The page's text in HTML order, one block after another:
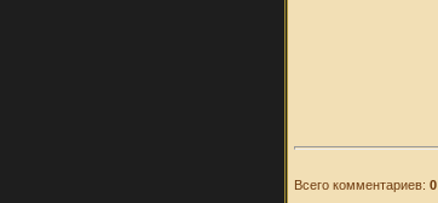
Всего комментариев:0